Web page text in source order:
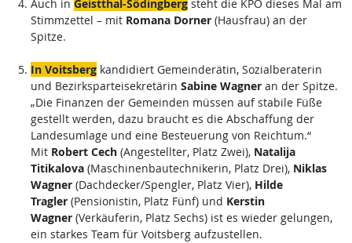
Auch in Geistthal-Södingbergsteht die KPÖ dieses Mal am
Stimmzettel – mit Romana Dorner(Hausfrau) an der
Spitze.
In Voitsbergkandidiert Gemeinderätin, Sozialberaterin
und Bezirksparteisekretärin Sabine Wagneran der Spitze.
„Die Finanzen der Gemeinden müssen auf stabile Füße
gestellt werden, dazu braucht es die Abschaffung der
Landesumlage und eine Besteuerung von Reichtum.“
Mit Robert Cech(Angestellter, Platz Zwei), Natalija
Titikalova(Maschinenbautechnikerin, Platz Drei), Niklas
Wagner(Dachdecker/Spengler, Platz Vier), Hilde
Tragler(Pensionistin, Platz Fünf) und Kerstin
Wagner(Verkäuferin, Platz Sechs) ist es wieder gelungen,
ein starkes Team für Voitsberg aufzustellen.